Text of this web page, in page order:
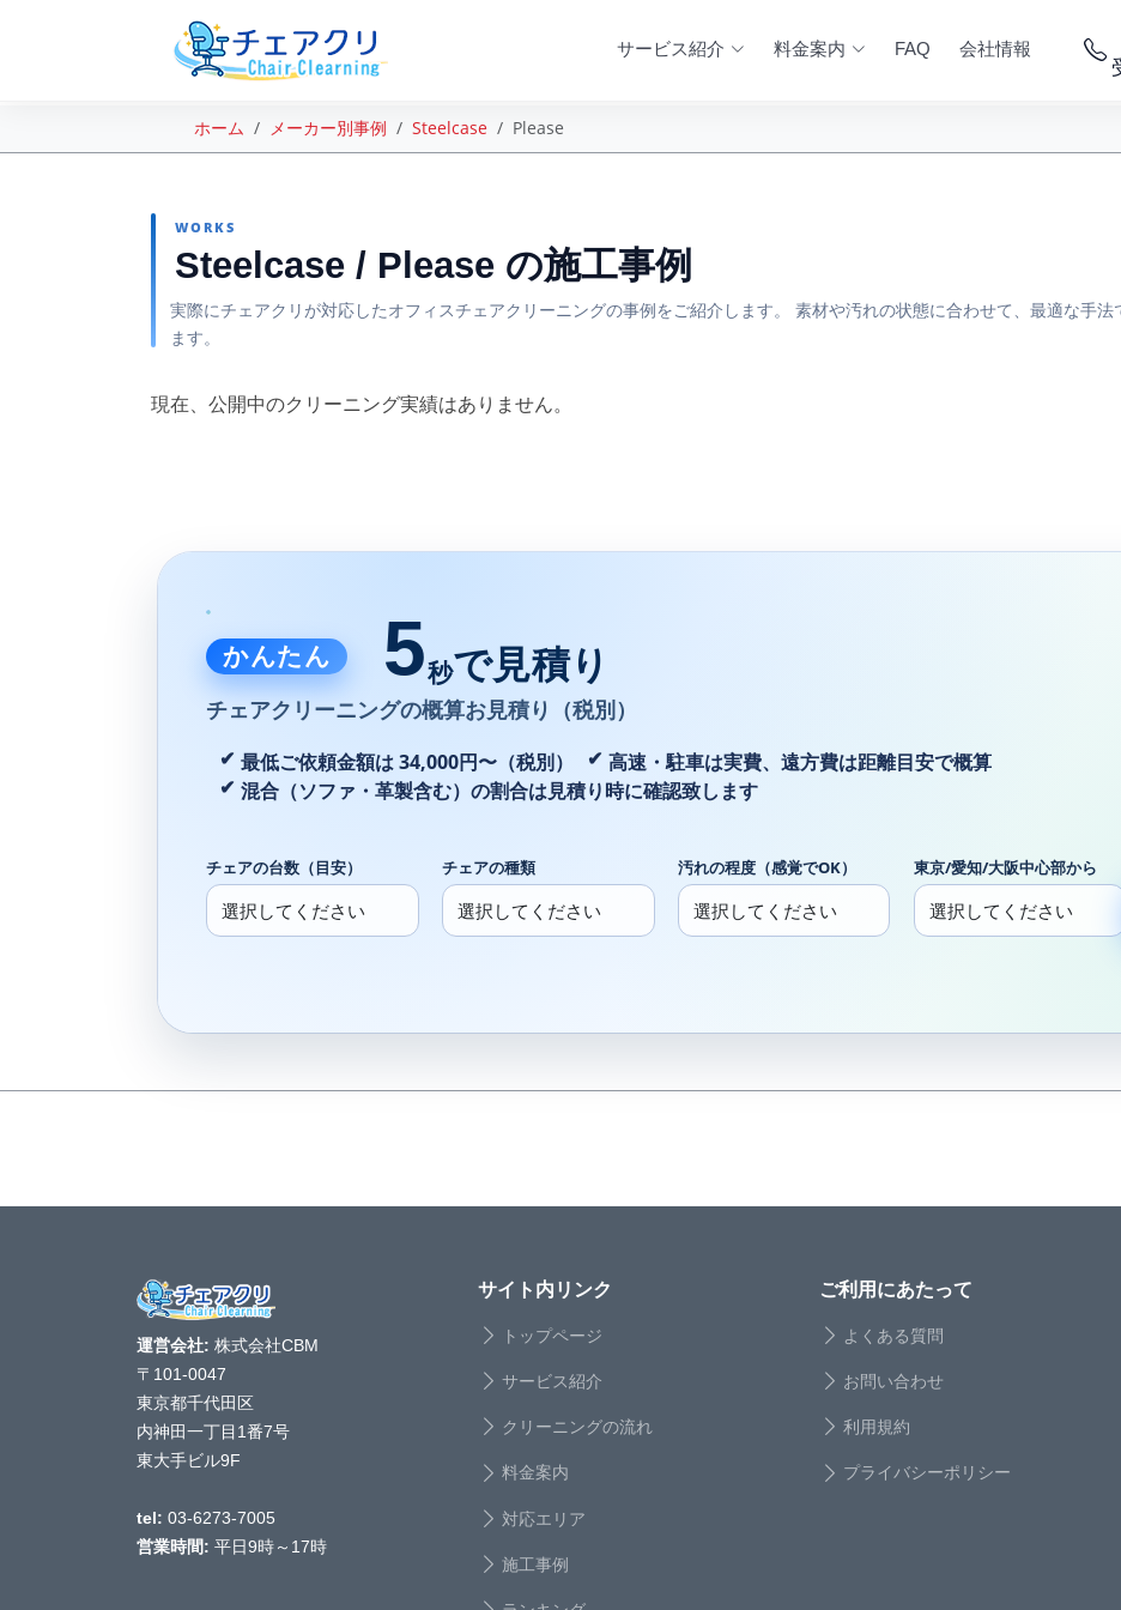
サービス紹介 料金案内 FAQ 会社情報
ホーム メーカー別事例 Steelcase Please
WORKS
Steelcase / Please の施工事例
実際にチェアクリが対応したオフィスチェアクリーニングの事例をご紹介します。 素材や汚れの状態に合わせて、最適な手
ます。
現在、公開中のクリーニング実績はありません。
かんたん 5秒で見積り
チェアクリーニングの概算お見積り（税別）
最低ご依頼金額は 34,000円〜（税別）
高速・駐車は実費、遠方費は距離目安で概算
混合（ソファ・革製含む）の割合は見積り時に確認致します
チェアの台数（目安） チェアの種類 汚れの程度（感覚でOK） 東京/愛知/大阪中心部から
運営会社: 株式会社CBM
〒101-0047
東京都千代田区
内神田一丁目1番7号
東大手ビル9F
tel: 03-6273-7005
営業時間: 平日9時～17時
サイト内リンク
トップページ
サービス紹介
クリーニングの流れ
料金案内
対応エリア
施工事例
ご利用にあたって
よくある質問
お問い合わせ
利用規約
プライバシーポリシー